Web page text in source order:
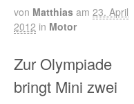
von Matthias am 23. April
2012 in Motor
Zur Olympiade
bringt Mini zwei